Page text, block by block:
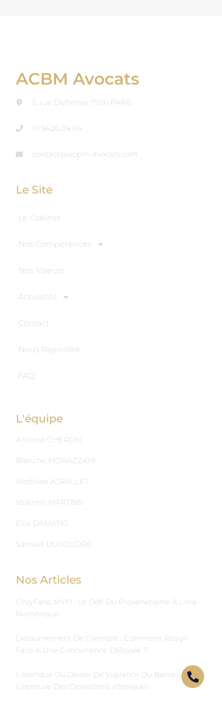
ACBM Avocats
5, rue Dufrénoy 75116 PARIS
01.56.26.04.04
contact@acbm-avocats.com
Le Site
Le Cabinet
Nos Compétences
Nos Valeurs
Actualités
Contact
Nous Rejoindre
FAQ
L'équipe
Antoine CHERON
Blanche MORAZZANI
Mathilde AJRALLET
Valentin MARTINS
Elsa DAMATIO
Samuel DUCOUDRE
Nos Articles
OnlyFans, MYM : Le Défi Du Proxénétisme À L’ère
Numérique
Détournement De Clientèle : Comment Réagir
Face À Une Concurrence Déloyale ?
L’étendue Du Devoir De Vigilance Du Banquier À
L’épreuve Des Opérations Atypiques